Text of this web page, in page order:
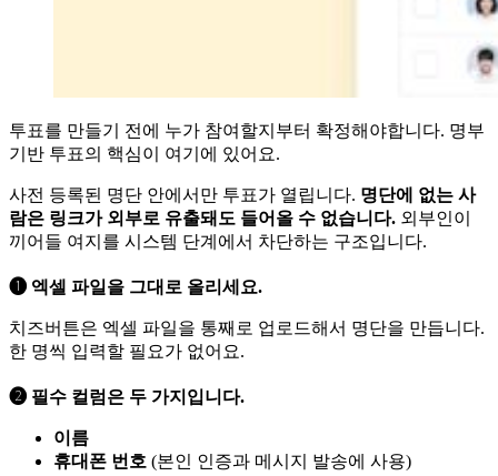
투표를 만들기 전에 누가 참여할지부터 확정해야합니다. 명부
기반 투표의 핵심이 여기에 있어요.
사전 등록된 명단 안에서만 투표가 열립니다. 명단에 없는 사
람은 링크가 외부로 유출돼도 들어올 수 없습니다. 외부인이
끼어들 여지를 시스템 단계에서 차단하는 구조입니다.
➊ 엑셀 파일을 그대로 올리세요.
치즈버튼은 엑셀 파일을 통째로 업로드해서 명단을 만듭니다.
한 명씩 입력할 필요가 없어요.
➋ 필수 컬럼은 두 가지입니다.
이름
휴대폰 번호 (본인 인증과 메시지 발송에 사용)